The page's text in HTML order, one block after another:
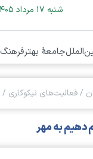
شنبه ۱۷ مرداد ۱۴۰۵
جامعۀ بهتر
/فعالیت‌های نیکوکاری /
به مهر